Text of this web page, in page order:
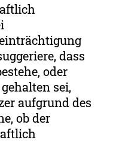
dass
oder
sei,
aufgrund des
ob der